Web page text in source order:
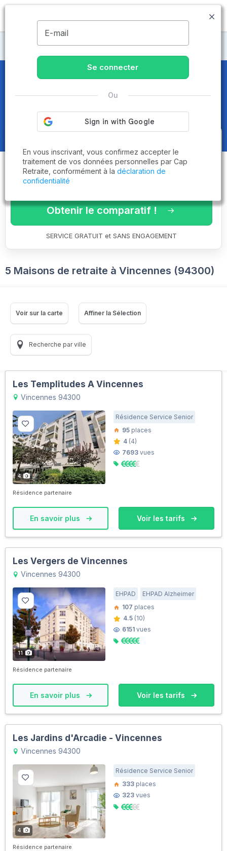
MENU
Maisons de retraite Val-de-Marne
EHPAD et Maisons de retraite à
Vincennes (94300)
Obtenez le
comparatif des
établissementsadaptés à vos
critères en 3 minutes !
Obtenir le comparatif !
SERVICE GRATUIT et SANS ENGAGEMENT
5 Maisons de retraite à Vincennes (94300)
Voir sur la carte Affiner la Sélection
Recherche par ville
Les Templitudes A Vincennes
Vincennes 94300
4
Résidence Service Senior
95 places
4 (4)
7693 vues
Résidence partenaire
En savoir plus Voir les tarifs
Les Vergers de Vincennes
Vincennes 94300
11
EHPAD
EHPAD Alzheimer
107 places
4.5 (10)
6151 vues
Résidence partenaire
En savoir plus Voir les tarifs
Les Jardins d'Arcadie - Vincennes
Vincennes 94300
4
Résidence Service Senior
333 places
323 vues
Résidence partenaire
E-mail
Se connecter
Ou
En vous inscrivant, vous confirmez accepter le
traitement de vos données personnelles par Cap
Retraite, conformément à la déclaration de
confidentialité